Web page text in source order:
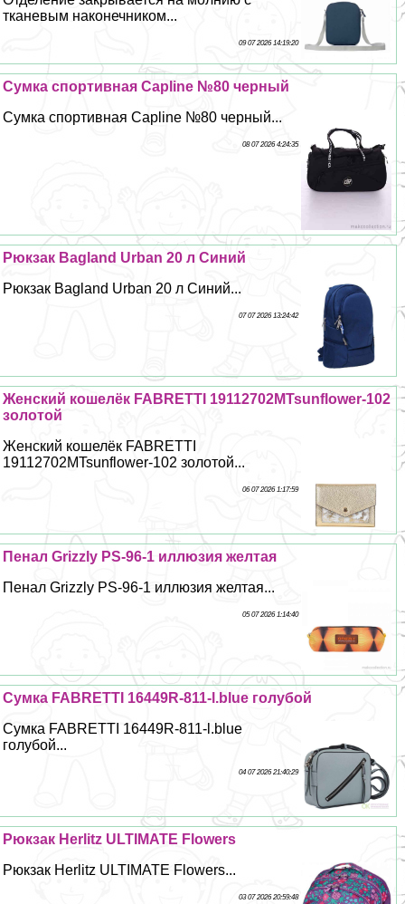
тканевым наконечником...
09 07 2026 14:19:20
Сумка спортивная Capline №80 черный
Сумка спортивная Capline №80 черный...
08 07 2026 4:24:35
Рюкзак Bagland Urban 20 л Синий
Рюкзак Bagland Urban 20 л Синий...
07 07 2026 13:24:42
Женский кошелёк FABRETTI 19112702MTsunflower-102
золотой
Женский кошелёк FABRETTI
19112702MTsunflower-102 золотой...
06 07 2026 1:17:59
Пенал Grizzly PS-96-1 иллюзия желтая
Пенал Grizzly PS-96-1 иллюзия желтая...
05 07 2026 1:14:40
Сумка FABRETTI 16449R-811-l.blue гoлyбой
Сумка FABRETTI 16449R-811-l.blue
гoлyбой...
04 07 2026 21:40:29
Рюкзак Herlitz ULTIMATE Flowers
Рюкзак Herlitz ULTIMATE Flowers...
03 07 2026 20:59:48